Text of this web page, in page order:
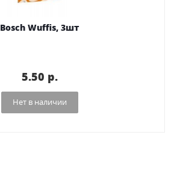
Bosch Wuffis, 3шт
5.50 p.
Нет в наличии